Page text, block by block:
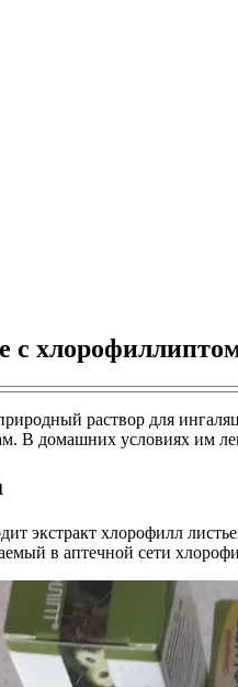
с
раствор для
В домашних условиях им
экстракт хлорофилл
в аптечной сети